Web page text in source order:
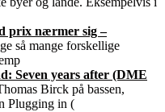
prix nærmer sig –
så mange forskellige
Seven years after (DME
Birck på bassen,
Plugging in (